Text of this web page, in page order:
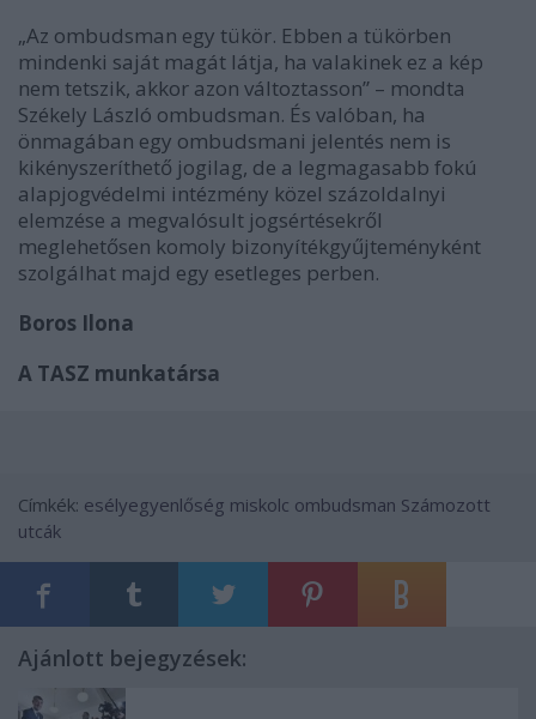
„Az ombudsman egy tükör. Ebben a tükörben
mindenki saját magát látja, ha valakinek ez a kép
nem tetszik, akkor azon változtasson” – mondta
Székely László ombudsman. És valóban, ha
önmagában egy ombudsmani jelentés nem is
kikényszeríthető jogilag, de a legmagasabb fokú
alapjogvédelmi intézmény közel százoldalnyi
elemzése a megvalósult jogsértésekről
meglehetősen komoly bizonyítékgyűjteményként
szolgálhat majd egy esetleges perben.
Boros Ilona
A TASZ munkatársa
Címkék: esélyegyenlőség miskolc ombudsman Számozott
utcák
Ajánlott bejegyzések: